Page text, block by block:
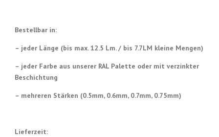
Bestellbar in:
– jeder Länge (bis max. 12.5 Lm./ bis 7.7LM kleine Mengen)
– jeder Farbe aus unserer RAL Palette oder mit verzinkter
Beschichtung
– mehreren Stärken (0.5mm, 0.6mm, 0.7mm, 0.75mm)
Lieferzeit: